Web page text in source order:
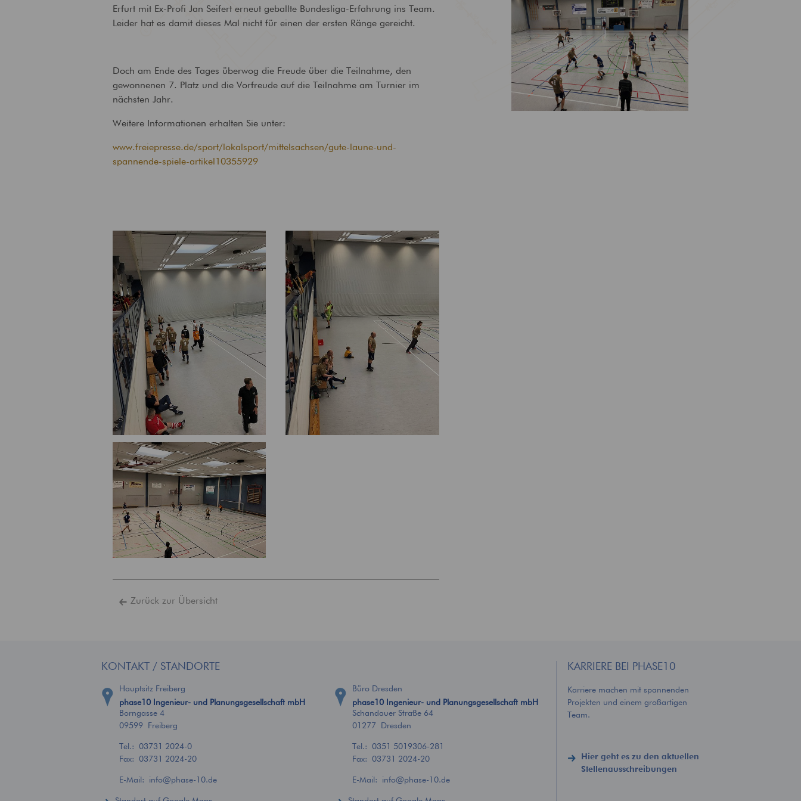
Technische
Gebäudeausrüstung
Brandschutz
Bewertung und Planung von
BIM – Building
Information Modeling
Effizient und wirtschaftlich
planen und bauen
Erfurt mit Ex-Profi Jan Seifert erneut geballte Bundesliga-Erfahrung ins Team.
Leider hat es damit dieses Mal nicht für einen der ersten Ränge gereicht.
Doch am Ende des Tages überwog die Freude über die Teilnahme, den
gewonnenen 7. Platz und die Vorfreude auf die Teilnahme am Turnier im
nächsten Jahr.
Weitere Informationen erhalten Sie unter:
www.freiepresse.de/sport/lokalsport/mittelsachsen/gute-laune-und-
spannende-spiele-artikel10355929
Zurück zur Übersicht
KONTAKT / STANDORTE
Hauptsitz Freiberg
phase10 Ingenieur- und Planungsgesellschaft mbH
Borngasse 4
09599 Freiberg
Tel.:03731 2024-0
Fax: 03731 2024-20
E-Mail: info@phase-10.de
Büro Dresden
phase10 Ingenieur- und Planungsgesellschaft mbH
Schandauer Straße 64
01277 Dresden
Tel.:0351 5019306-281
Fax: 03731 2024-20
E-Mail: info@phase-10.de
KARRIERE BEI PHASE10
Karriere machen mit spannenden
Projekten und einem großartigen
Team.
Hier geht es zu den aktuellen
Stellenausschreibungen